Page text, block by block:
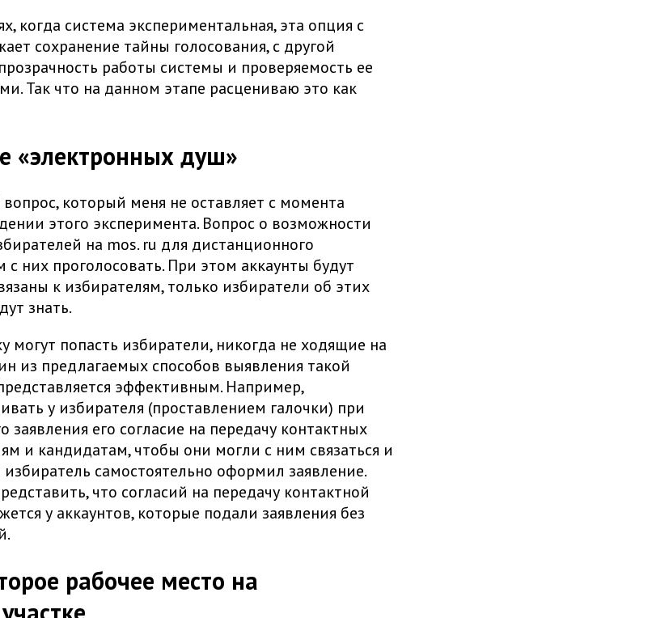
когда система экспериментальная, эта опция с
сохранение тайны голосования, с другой
работы системы и проверяемость ее
Так что на данном этапе расцениваю это как
«электронных душ»
который меня не оставляет с момента
этого эксперимента. Вопрос о возможности
на mos. ru для дистанционного
с них проголосовать. При этом аккаунты будут
к избирателям, только избиратели об этих
знать.
могут попасть избиратели, никогда не ходящие на
из предлагаемых способов выявления такой
эффективным. Например,
у избирателя (проставлением галочки) при
заявления его согласие на передачу контактных
и кандидатам, чтобы они могли с ним связаться и
избиратель самостоятельно оформил заявление.
что согласий на передачу контактной
у аккаунтов, которые подали заявления без
рабочее место на